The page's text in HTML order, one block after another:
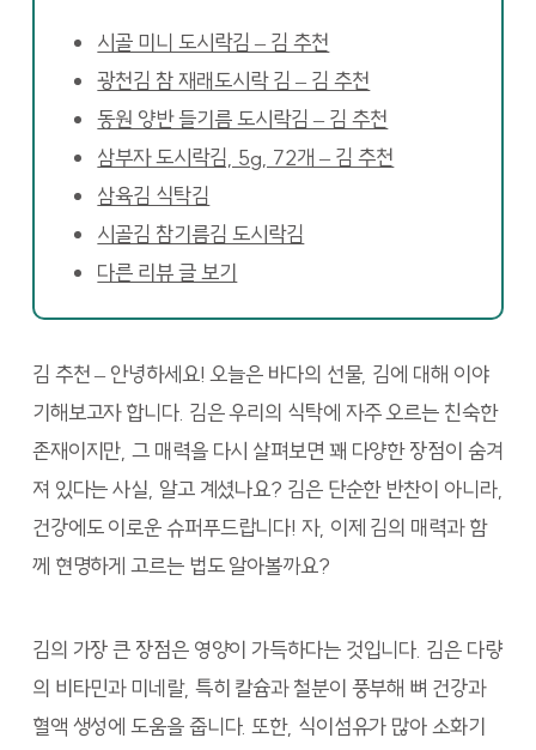
시골 미니 도시락김 – 김 추천
광천김 참 재래도시락 김 – 김 추천
동원 양반 들기름 도시락김 – 김 추천
삼부자 도시락김, 5g, 72개 – 김 추천
삼육김 식탁김
시골김 참기름김 도시락김
다른 리뷰 글 보기
김 추천 – 안녕하세요! 오늘은 바다의 선물, 김에 대해 이야
기해보고자 합니다. 김은 우리의 식탁에 자주 오르는 친숙한
존재이지만, 그 매력을 다시 살펴보면 꽤 다양한 장점이 숨겨
져 있다는 사실, 알고 계셨나요? 김은 단순한 반찬이 아니라,
건강에도 이로운 슈퍼푸드랍니다! 자, 이제 김의 매력과 함
께 현명하게 고르는 법도 알아볼까요?
김의 가장 큰 장점은 영양이 가득하다는 것입니다. 김은 다량
의 비타민과 미네랄, 특히 칼슘과 철분이 풍부해 뼈 건강과
혈액 생성에 도움을 줍니다. 또한, 식이섬유가 많아 소화기